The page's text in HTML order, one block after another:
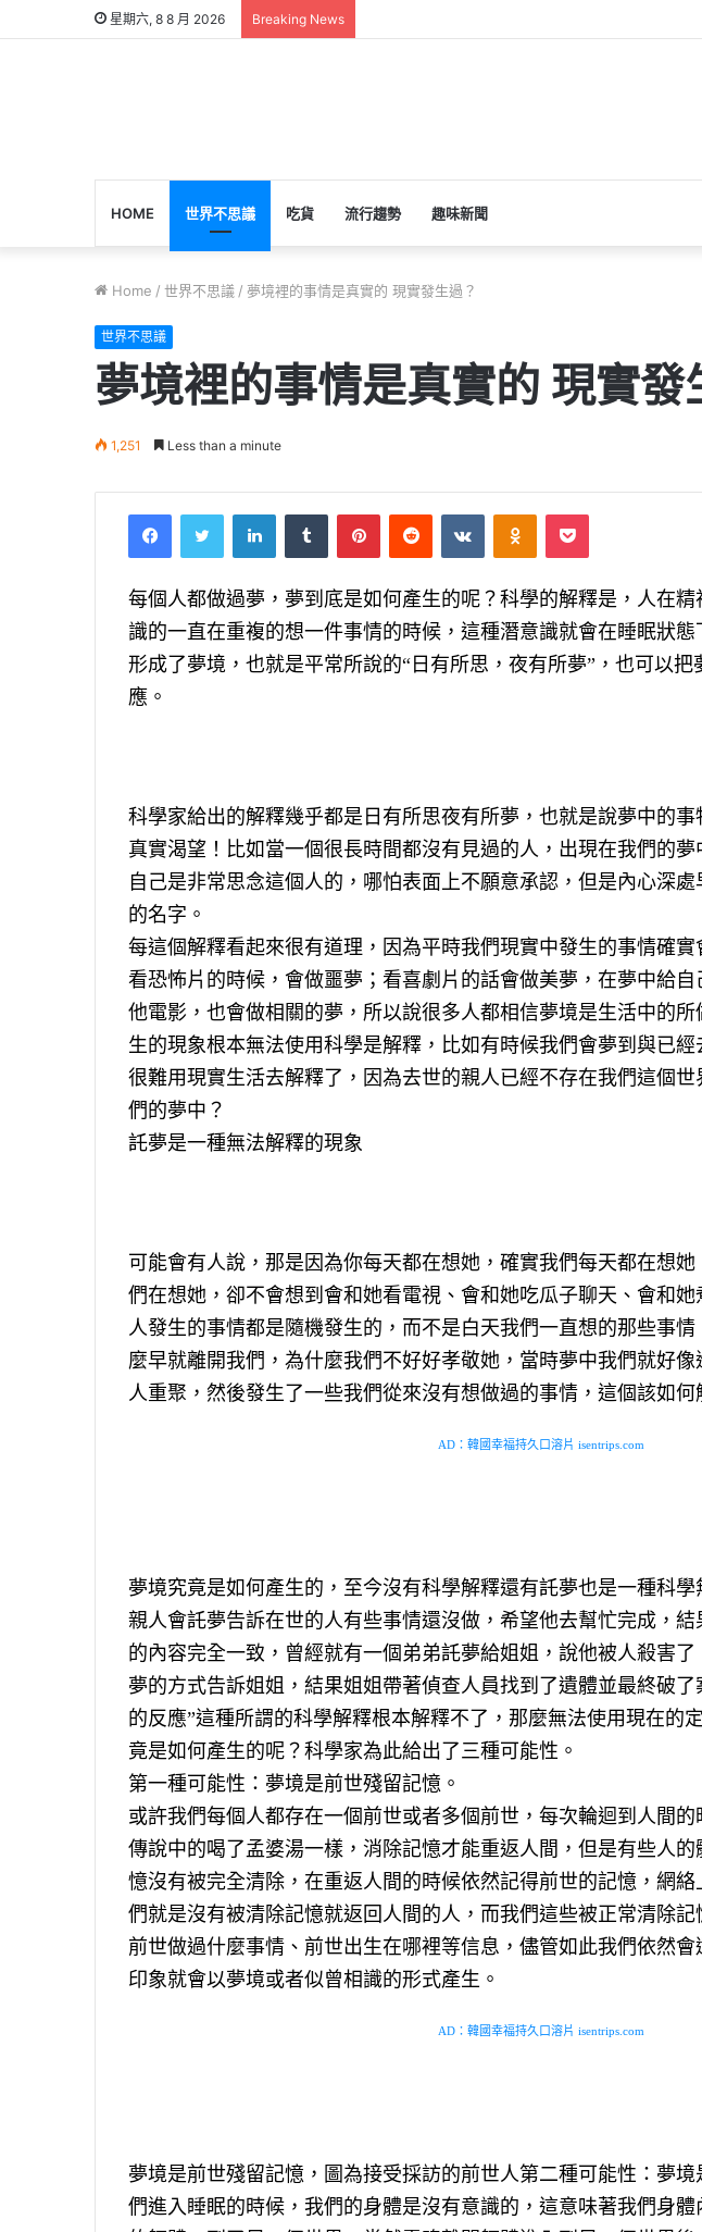
星期六, 8 8 月 2026 Breaking News
HOME 世界不思議 吃貨 流行趨勢 趣味新聞
Home / 世界不思議 / 夢境裡的事情是真實的 現實發生過？
世界不思議
夢境裡的事情是真實的 現實發
1,251 Less than a minute
每個人都做過夢，夢到底是如何產生的呢？科學的解釋是，人在
識的一直在重複的想一件事情的時候，這種潛意識就會在睡眠狀
形成了夢境，也就是平常所說的“日有所思，夜有所夢”，也可以
應。
科學家給出的解釋幾乎都是日有所思夜有所夢，也就是說夢中的
真實渴望！比如當一個很長時間都沒有見過的人，出現在我們的
自己是非常思念這個人的，哪怕表面上不願意承認，但是內心深
的名字。
每這個解釋看起來很有道理，因為平時我們現實中發生的事情確
看恐怖片的時候，會做噩夢；看喜劇片的話會做美夢，在夢中給
他電影，也會做相關的夢，所以說很多人都相信夢境是生活中的
生的現象根本無法使用科學是解釋，比如有時候我們會夢到與已
很難用現實生活去解釋了，因為去世的親人已經不存在我們這個
們的夢中？
託夢是一種無法解釋的現象
可能會有人說，那是因為你每天都在想她，確實我們每天都在想
們在想她，卻不會想到會和她看電視、會和她吃瓜子聊天、會和
人發生的事情都是隨機發生的，而不是白天我們一直想的那些事
麼早就離開我們，為什麼我們不好好孝敬她，當時夢中我們就好
人重聚，然後發生了一些我們從來沒有想做過的事情，這個該如何
AD：韓國幸福持久口溶片 isentrips.com
夢境究竟是如何產生的，至今沒有科學解釋還有託夢也是一種科
親人會託夢告訴在世的人有些事情還沒做，希望他去幫忙完成，
的內容完全一致，曾經就有一個弟弟託夢給姐姐，說他被人殺害
夢的方式告訴姐姐，結果姐姐帶著偵查人員找到了遺體並最終破
的反應”這種所謂的科學解釋根本解釋不了，那麼無法使用現在的
竟是如何產生的呢？科學家為此給出了三種可能性。
第一種可能性：夢境是前世殘留記憶。
或許我們每個人都存在一個前世或者多個前世，每次輪迴到人間
傳說中的喝了孟婆湯一樣，消除記憶才能重返人間，但是有些人
憶沒有被完全清除，在重返人間的時候依然記得前世的記憶，網
們就是沒有被清除記憶就返回人間的人，而我們這些被正常清除記
前世做過什麼事情、前世出生在哪裡等信息，儘管如此我們依然
印象就會以夢境或者似曾相識的形式產生。
AD：韓國幸福持久口溶片 isentrips.com
夢境是前世殘留記憶，圖為接受採訪的前世人第二種可能性：夢
們進入睡眠的時候，我們的身體是沒有意識的，這意味著我們身